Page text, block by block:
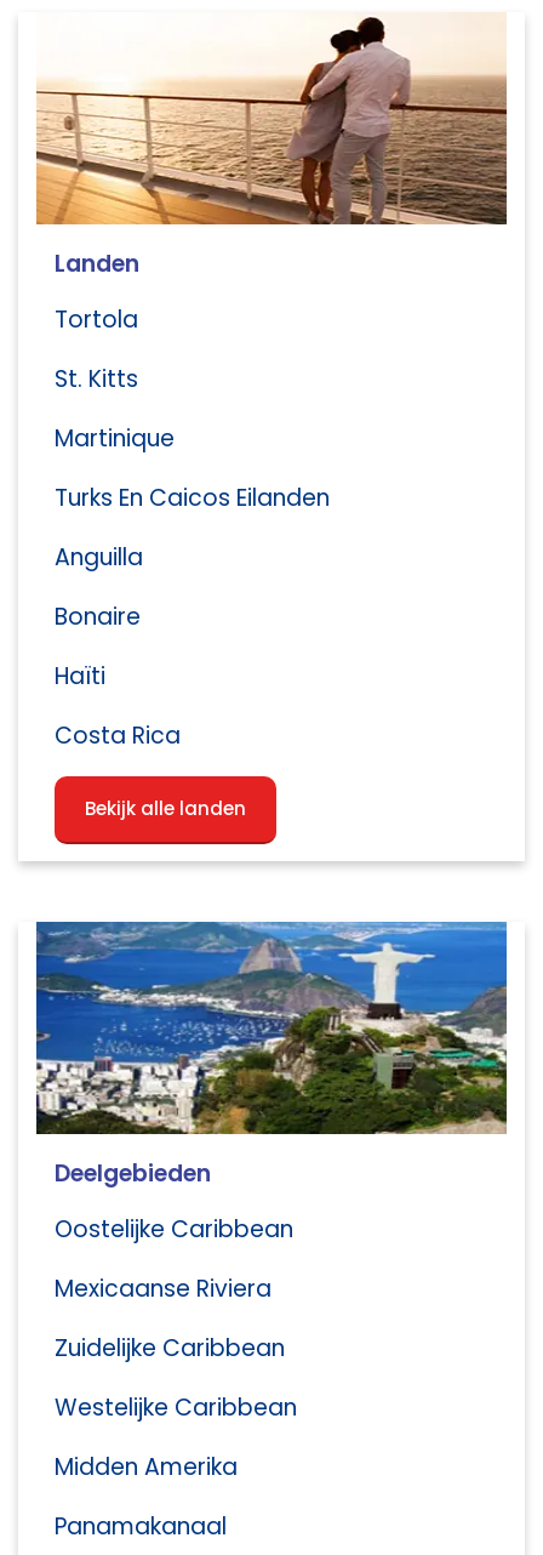
Landen
Tortola
St. Kitts
Martinique
Turks En Caicos Eilanden
Anguilla
Bonaire
Haïti
Costa Rica
Bekijk alle landen
Deelgebieden
Oostelijke Caribbean
Mexicaanse Riviera
Zuidelijke Caribbean
Westelijke Caribbean
Midden Amerika
Panamakanaal